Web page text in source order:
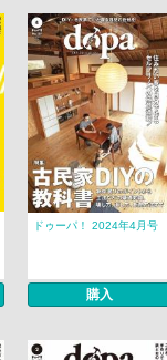
ドゥーパ！ 2024年4月号
購入